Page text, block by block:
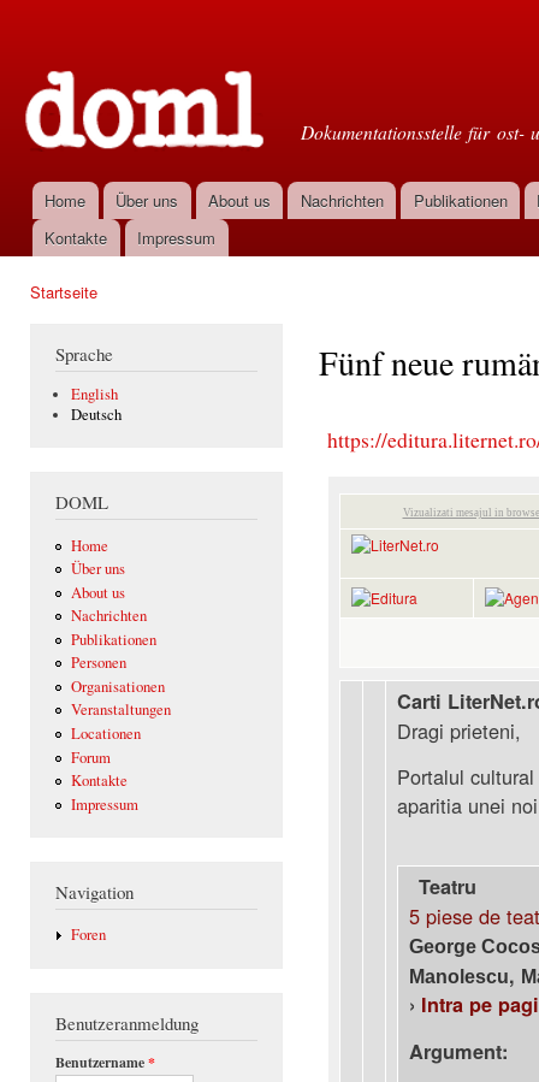
Dokumentationsstelle für ost-
Hauptmenü
Home Über uns About us Nachrichten Publikationen
Kontakte
Impressum
Startseite
Sprache
English
Deutsch
DOML
Home
Über uns
About us
Nachrichten
Publikationen
Personen
Organisationen
Veranstaltungen
Locationen
Forum
Kontakte
Impressum
Navigation
Foren
Benutzeranmeldung
Benutzername*
Fünf neue
https://
Vizualizati mesajul in
Carti
Dragi prieteni,
Portalul
aparitia unei
Teatru
5 piese de
George
Manolescu,
› Intra pe
Argument: